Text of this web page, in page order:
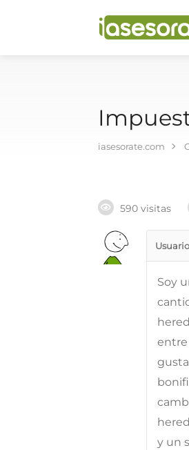
iasesorate.com
590 visitas
Soy
entre
y un